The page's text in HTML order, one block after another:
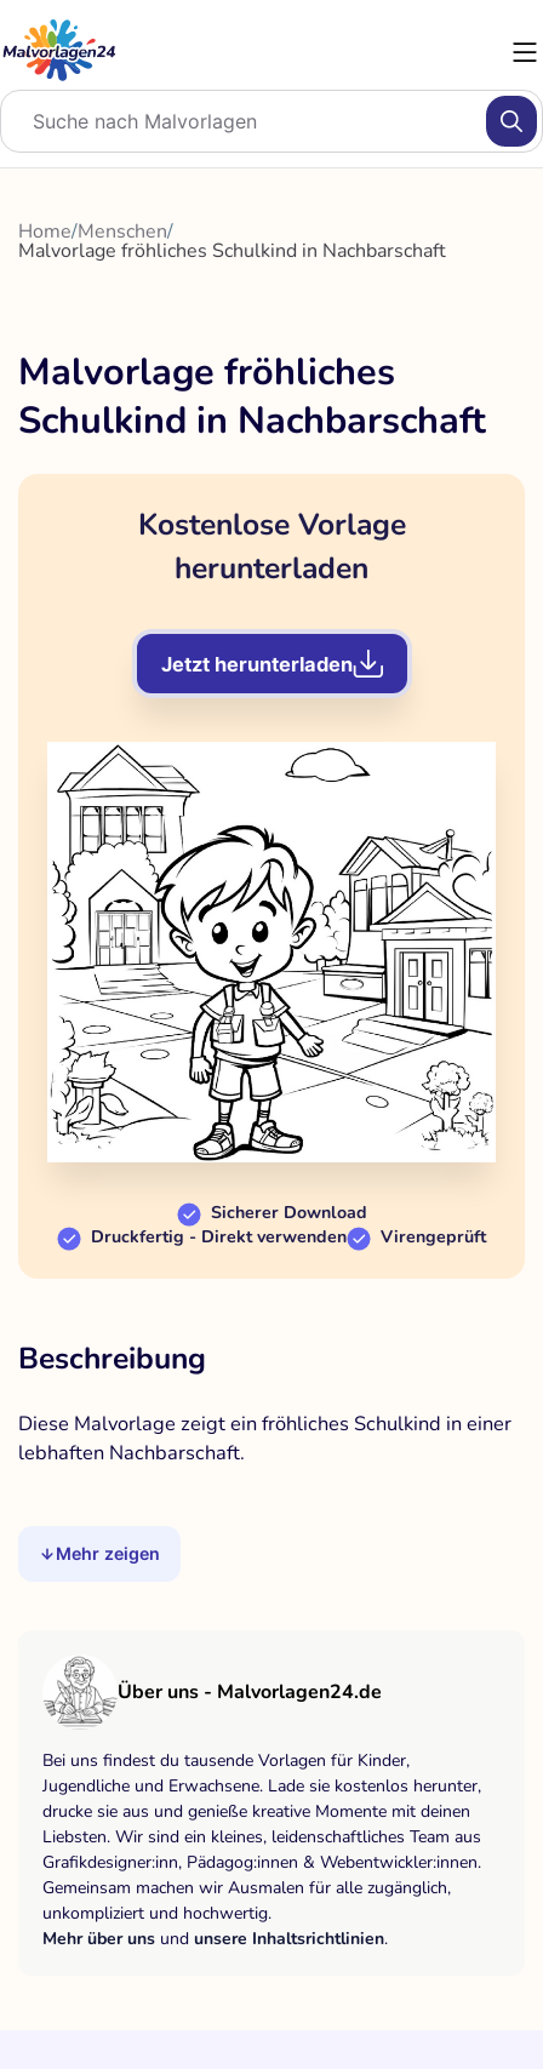
Inhalt
springen
Home/Menschen/
Malvorlage fröhliches Schulkind in Nachbarschaft
Malvorlage fröhliches
Schulkind in Nachbarschaft
Kostenlose Vorlage
herunterladen
Jetzt herunterladen
Sicherer Download
Druckfertig - Direkt verwenden
Virengeprüft
Beschreibung
Diese Malvorlage zeigt ein fröhliches Schulkind in einer
lebhaften Nachbarschaft.
Mehr zeigen
Über uns - Malvorlagen24.de
Bei uns findest du tausende Vorlagen für Kinder,
Jugendliche und Erwachsene. Lade sie kostenlos herunter,
drucke sie aus und genieße kreative Momente mit deinen
Liebsten. Wir sind ein kleines, leidenschaftliches Team aus
Grafikdesigner:inn, Pädagog:innen & Webentwickler:innen.
Gemeinsam machen wir Ausmalen für alle zugänglich,
unkompliziert und hochwertig.
Mehr über uns und unsere Inhaltsrichtlinien.